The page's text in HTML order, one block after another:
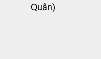
post:Quân)